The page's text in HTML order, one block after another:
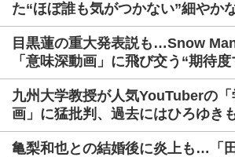
た“ほぼ誰も気がつかない”細やか
目黒蓮の重大発表説も…Snow
「意味深動画」に飛び交う“期待
九州大学教授が人気YouTuberの
画」に猛批判、過去にはひろゆき
亀梨和也との結婚後に炎上も…「